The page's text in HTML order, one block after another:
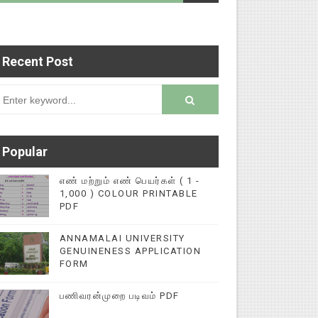
மின்னல் கல்விச் செய்தி இணையதளத்தில்
Recent Post
Popular
எண் மற்றும் எண் பெயர்கள் ( 1 -
1,000 ) COLOUR PRINTABLE
PDF
ANNAMALAI UNIVERSITY
GENUINENESS APPLICATION
FORM
பணிவரன்முறை படிவம் PDF